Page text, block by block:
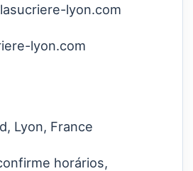
lyon.com
lyon.com
Lyon, France
horários,